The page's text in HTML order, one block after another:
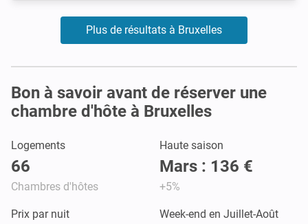
Plus de résultats à Bruxelles
Bon à savoir avant de réserver une
chambre d'hôte à Bruxelles
Logements
66
Chambres d'hôtes
Haute saison
Mars : 136 €
+5%
Prix par nuit Week-end en Juillet-Août